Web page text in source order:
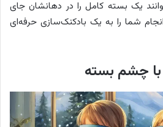
یک بسته کامل را در دهانشان جای
شما را به یک بادکنک‌سازی حرفه‌ای